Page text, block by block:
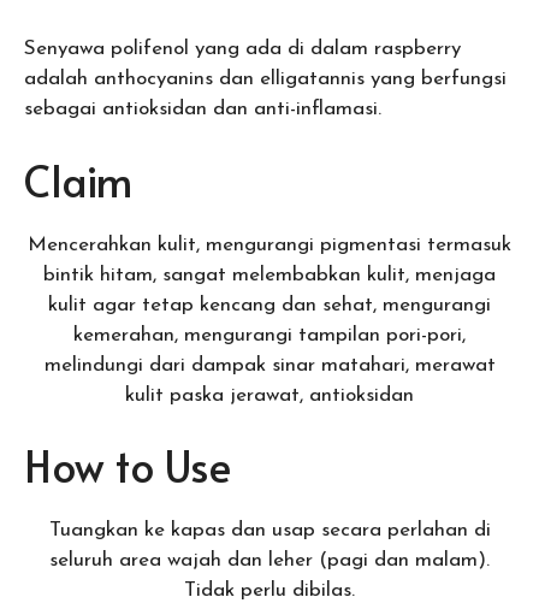
Senyawa polifenol yang ada di dalam raspberry
adalah anthocyanins dan elligatannis yang berfungsi
sebagai antioksidan dan anti-inflamasi.
Claim
Mencerahkan kulit, mengurangi pigmentasi termasuk
bintik hitam, sangat melembabkan kulit, menjaga
kulit agar tetap kencang dan sehat, mengurangi
kemerahan, mengurangi tampilan pori-pori,
melindungi dari dampak sinar matahari, merawat
kulit paska jerawat, antioksidan
How to Use
Tuangkan ke kapas dan usap secara perlahan di
seluruh area wajah dan leher (pagi dan malam).
Tidak perlu dibilas.